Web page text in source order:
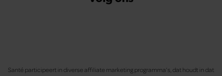
Santé participeert in diverse affiliate marketing programma’s, dat houdt in dat